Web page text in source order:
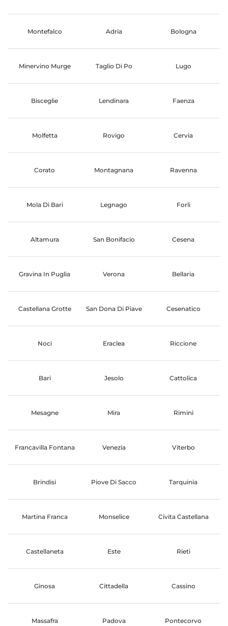
Montefalco Adria Bologna
Minervino Murge Taglio Di Po Lugo
Bisceglie Lendinara Faenza
Molfetta Rovigo Cervia
Corato Montagnana Ravenna
Mola Di Bari Legnago Forli
Altamura San Bonifacio Cesena
Gravina In Puglia Verona Bellaria
Castellana Grotte San Dona Di Piave Cesenatico
Noci Eraclea Riccione
Bari Jesolo Cattolica
Mesagne Mira Rimini
Francavilla Fontana Venezia Viterbo
Brindisi Piove Di Sacco Tarquinia
Martina Franca Monselice Civita Castellana
Castellaneta Este Rieti
Ginosa Cittadella Cassino
Massafra Padova Pontecorvo